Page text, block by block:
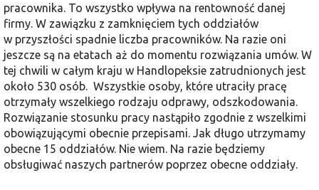
pracownika. To wszystko wpływa na rentowność danej
firmy. W zawiązku z zamknięciem tych oddziałów
w przyszłości spadnie liczba pracowników. Na razie oni
jeszcze są na etatach aż do momentu rozwiązania umów. W
tej chwili w całym kraju w Handlopeksie zatrudnionych jest
około 530 osób. Wszystkie osoby, które utraciły pracę
otrzymały wszelkiego rodzaju odprawy, odszkodowania.
Rozwiązanie stosunku pracy nastąpiło zgodnie z wszelkimi
obowiązującymi obecnie przepisami. Jak długo utrzymamy
obecne 15 oddziałów. Nie wiem. Na razie będziemy
obsługiwać naszych partnerów poprzez obecne oddziały.